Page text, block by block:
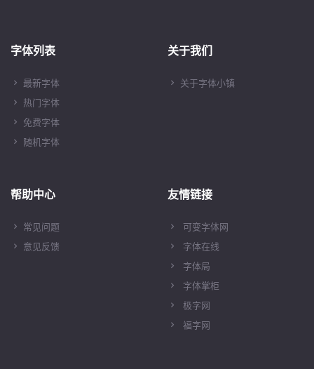
字体列表
最新字体
热门字体
免费字体
随机字体
关于我们
关于字体小镇
帮助中心
常见问题
意见反馈
友情链接
可变字体网
字体在线
字体局
字体掌柜
极字网
福字网